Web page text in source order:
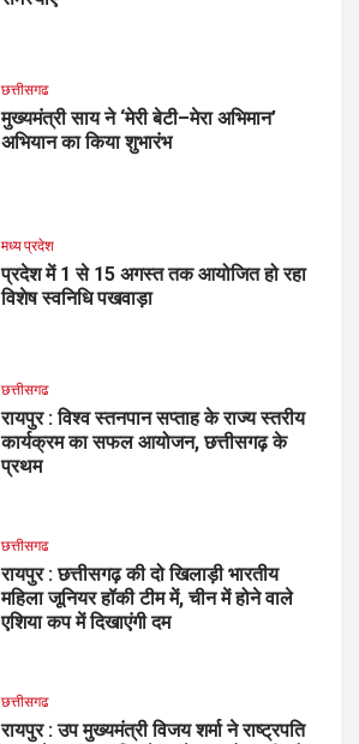
छत्तीसगढ
मुख्यमंत्री साय ने ‘मेरी बेटी–मेरा अभिमान’
अभियान का किया शुभारंभ
मध्य प्रदेश
प्रदेश में 1 से 15 अगस्त तक आयोजित हो रहा
विशेष स्वनिधि पखवाड़ा
छत्तीसगढ
रायपुर : विश्व स्तनपान सप्ताह के राज्य स्तरीय
कार्यक्रम का सफल आयोजन, छत्तीसगढ़ के
प्रथम
छत्तीसगढ
रायपुर : छत्तीसगढ़ की दो खिलाड़ी भारतीय
महिला जूनियर हॉकी टीम में, चीन में होने वाले
एशिया कप में दिखाएंगी दम
छत्तीसगढ
रायपुर : उप मुख्यमंत्री विजय शर्मा ने राष्ट्रपति